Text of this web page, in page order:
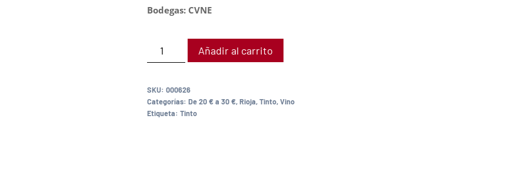
Bodegas: CVNE
Añadir al carrito
SKU: 000626
Categorías: De 20 € a 30 €,Rioja,Tinto,Vino
Etiqueta: Tinto